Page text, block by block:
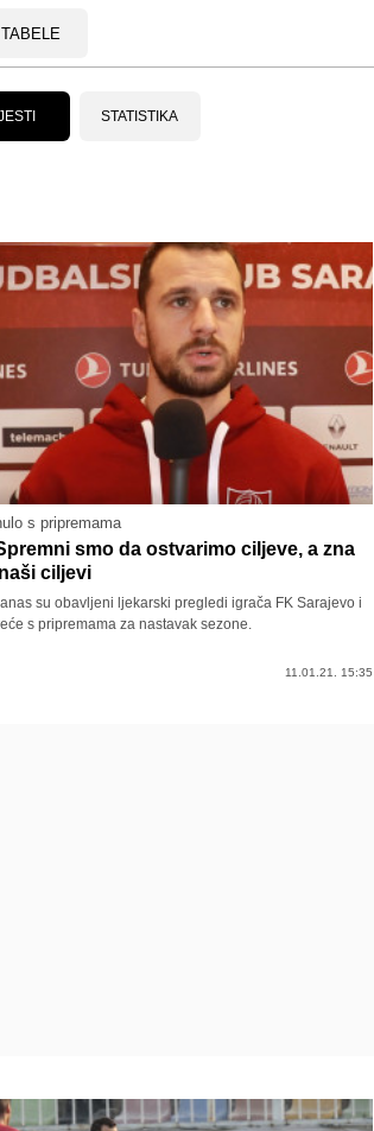
TABELE
STATISTIKA
s pripremama
smo da ostvarimo ciljeve, a zna
ciljevi
su obavljeni ljekarski pregledi igrača FK Sarajevo i
s pripremama za nastavak sezone.
11.01.21. 15:35